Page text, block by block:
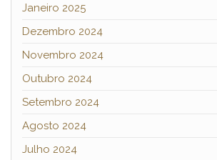
Janeiro 2025
Dezembro 2024
Novembro 2024
Outubro 2024
Setembro 2024
Agosto 2024
Julho 2024